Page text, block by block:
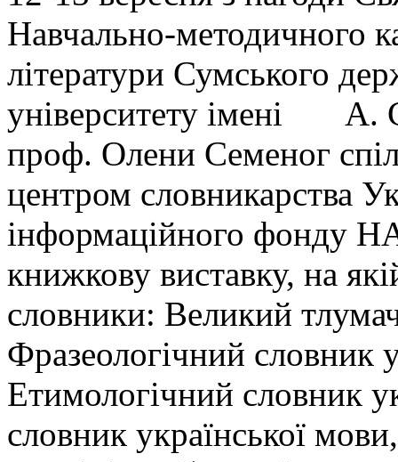
Навчально-методичного
літератури Сумського
університету імені А.
проф. Олени Семеног
центром словникарства
інформаційного фонду
книжкову виставку, на
словники: Великий
Фразеологічний словник
Етимологічний словник
словник української